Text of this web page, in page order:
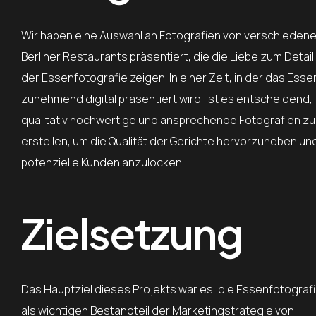
Wir haben eine Auswahl an Fotografien von
Berliner Restaurants präsentiert, die die Liebe zum Detail
der Essenfotografie zeigen. In einer Zeit, in der das
zunehmend digital präsentiert wird, ist es entscheidend,
qualitativ hochwertige und ansprechende Fotografien zu
erstellen, um die Qualität der Gerichte hervorzuheben
potenzielle Kunden anzulocken.
Zielsetzung
Das Hauptziel dieses Projekts war es, die
als wichtigen Bestandteil der Marketingstrategie von